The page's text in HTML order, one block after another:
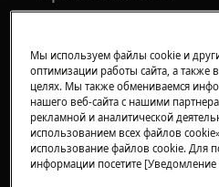
машина
Встроенная
Решение
1. Неправильный
может привести к
Мы используем файлы cookie и
оптимизации работы сайта, а также
целях. Мы также обмениваемся
нашего веб-сайта с нашими
рекламной и аналитической
использованием всех файлов
использование файлов cookie. Для
информации посетите [Уведомление